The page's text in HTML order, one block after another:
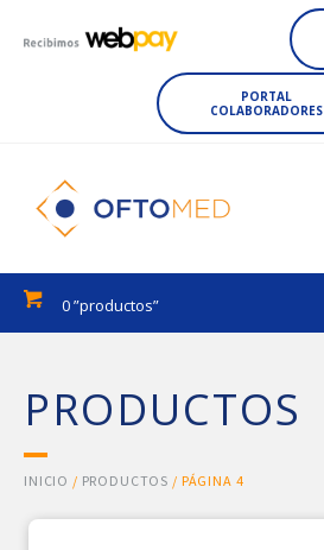
PORTAL
COLABORADORES
0 ”productos”
PRODUCTOS
INICIO / PRODUCTOS / PÁGINA 4